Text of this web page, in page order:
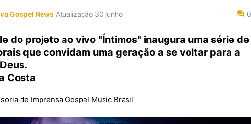
Gospel News Atualização 30 junho 0
do projeto ao vivo "Íntimos" inaugura uma série de
que convidam uma geração a se voltar para a
Costa
de Imprensa Gospel Music Brasil